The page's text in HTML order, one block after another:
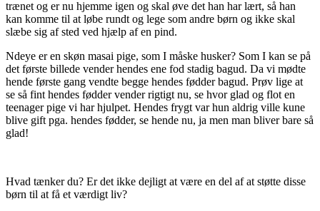
trænet og er nu hjemme igen og skal øve det han har lært, så han
kan komme til at løbe rundt og lege som andre børn og ikke skal
slæbe sig af sted ved hjælp af en pind.
Ndeye er en skøn masai pige, som I måske husker? Som I kan se på
det første billede vender hendes ene fod stadig bagud. Da vi mødte
hende første gang vendte begge hendes fødder bagud. Prøv lige at
se så fint hendes fødder vender rigtigt nu, se hvor glad og flot en
teenager pige vi har hjulpet. Hendes frygt var hun aldrig ville kune
blive gift pga. hendes fødder, se hende nu, ja men man bliver bare så
glad!
Hvad tænker du? Er det ikke dejligt at være en del af at støtte disse
børn til at få et værdigt liv?